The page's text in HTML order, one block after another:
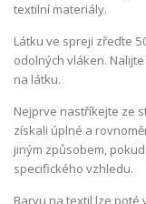
textilní materiály.
Látku ve spreji zřeďte
odolných vláken.
na látku.
Nejprve nastříkejte ze
získali úplné a
jiným způsobem,
specifického vzhledu.
Barvu na textil lze